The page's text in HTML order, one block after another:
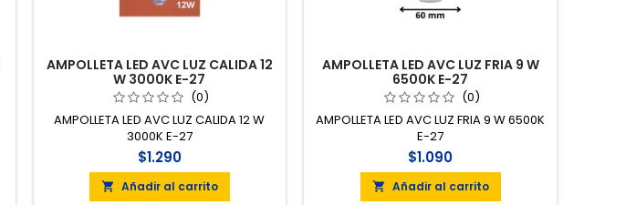
AMPOLLETA LED AVC LUZ CALIDA 12
W 3000K E-27
(0)
AMPOLLETA LED AVC LUZ CALIDA 12 W
3000K E-27
$1.290
 Añadir al carrito
AMPOLLETA LED AVC LUZ FRIA 9 W
6500K E-27
(0)
AMPOLLETA LED AVC LUZ FRIA 9 W 6500K
E-27
$1.090
 Añadir al carrito